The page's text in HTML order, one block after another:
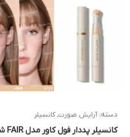
دسته: آرایش صورت, کانسیلر
کانسیلر پددار فول كاور مدل FAIR شیگلم